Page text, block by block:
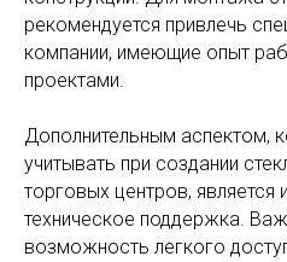
рекомендуется привлечь
компании, имеющие опыт
проектами.
Дополнительным аспектом,
учитывать при создании
торговых центров, является
техническое поддержка.
возможность легкого